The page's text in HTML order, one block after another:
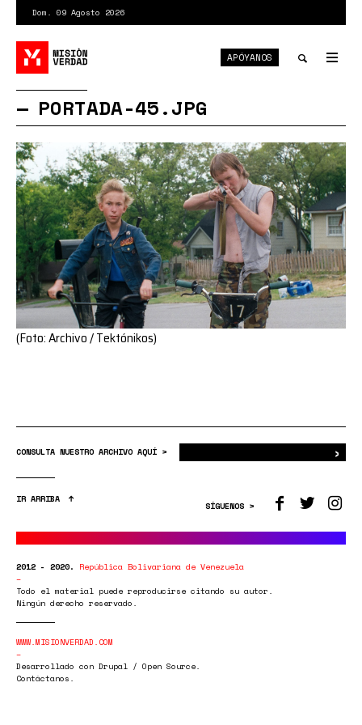
contenido
principal
Dom. 09 Agosto 2026
search
APÓYANOS
PORTADA-45.JPG
(Foto: Archivo / Tektónikos)
CONSULTA NUESTRO ARCHIVO AQUÍ > ›
IR ARRIBA
SÍGUENOS >
2012 - 2020. República Bolivariana de Venezuela
Todo el material puede reproducirse citando su autor.
Ningún derecho reservado.
WWW.MISIONVERDAD.COM
Desarrollado con Drupal / Open Source.
Contáctanos.